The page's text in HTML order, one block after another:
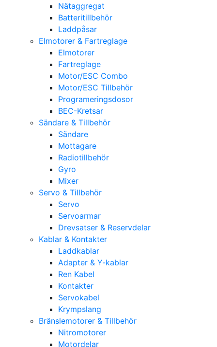
Nätaggregat
Batteritillbehör
Laddpåsar
Elmotorer & Fartreglage
Elmotorer
Fartreglage
Motor/ESC Combo
Motor/ESC Tillbehör
Programeringsdosor
BEC-Kretsar
Sändare & Tillbehör
Sändare
Mottagare
Radiotillbehör
Gyro
Mixer
Servo & Tillbehör
Servo
Servoarmar
Drevsatser & Reservdelar
Kablar & Kontakter
Laddkablar
Adapter & Y-kablar
Ren Kabel
Kontakter
Servokabel
Krympslang
Bränslemotorer & Tillbehör
Nitromotorer
Motordelar